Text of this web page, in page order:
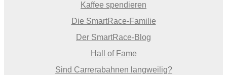
Kaffee spendieren
Die SmartRace-Familie
Der SmartRace-Blog
Hall of Fame
Sind Carrerabahnen langweilig?